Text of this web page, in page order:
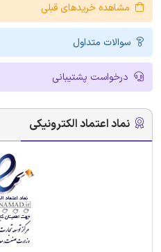
مشاهده خریدهای قبلی
سوالات متداول
درخواست پشتیبانی
نماد اعتماد الکترونیکی